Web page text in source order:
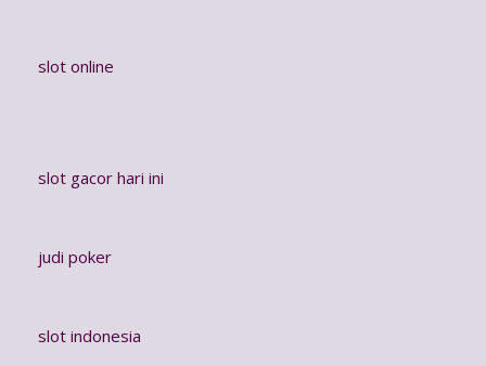
slot online
slot gacor hari ini
judi poker
slot indonesia